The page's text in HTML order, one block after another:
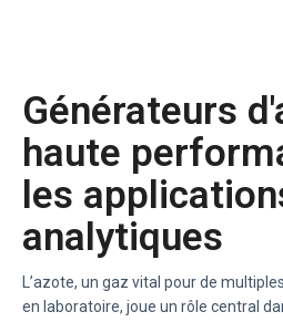
Générateurs
haute
les
analytiques
L’azote, un gaz vital pour de
en laboratoire, joue un rôle central